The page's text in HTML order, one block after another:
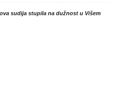
sudija stupila na dužnost u Višem